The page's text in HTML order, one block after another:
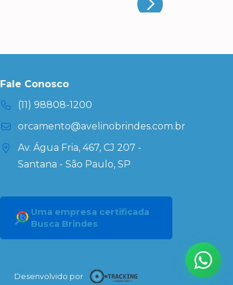
Fale Conosco
(11) 98808-1200
orcamento@avelinobrindes.com.br
Av. Água Fria, 467, CJ 207 -
Santana - São Paulo, SP
Uma empresa certificada
Busca Brindes
Desenvolvido por